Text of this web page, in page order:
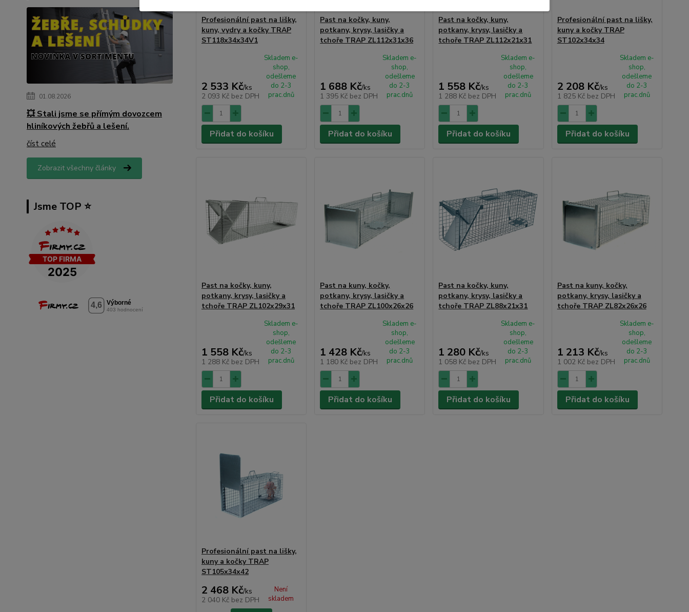
01.08.2026
💥 Stali jsme se přímým dovozcem
hliníkových žebřů a lešení.
číst celé
Zobrazit všechny články
Jsme TOP ⭐️
Profesionální past na lišky,
kuny, vydry a kočky TRAP
ST118x34x34V1
2 533 Kč/ks
2 093 Kč bez DPH
Skladem e-
shop,
odešleme
do 2-3
prac.dnů
Přidat do košíku
Past na kočky, kuny,
potkany, krysy, lasičky a
tchoře TRAP ZL112x31x36
1 688 Kč/ks
1 395 Kč bez DPH
Skladem e-
shop,
odešleme
do 2-3
prac.dnů
Přidat do košíku
Past na kočky, kuny,
potkany, krysy, lasičky a
tchoře TRAP ZL112x21x31
1 558 Kč/ks
1 288 Kč bez DPH
Skladem e-
shop,
odešleme
do 2-3
prac.dnů
Přidat do košíku
Profesionální past na lišky,
kuny a kočky TRAP
ST102x34x34
2 208 Kč/ks
1 825 Kč bez DPH
Skladem e-
shop,
odešleme
do 2-3
prac.dnů
Přidat do košíku
Past na kočky, kuny,
potkany, krysy, lasičky a
tchoře TRAP ZL102x29x31
1 558 Kč/ks
1 288 Kč bez DPH
Skladem e-
shop,
odešleme
do 2-3
prac.dnů
Přidat do košíku
Past na kuny, kočky,
potkany, krysy, lasičky a
tchoře TRAP ZL100x26x26
1 428 Kč/ks
1 180 Kč bez DPH
Skladem e-
shop,
odešleme
do 2-3
prac.dnů
Přidat do košíku
Past na kočky, kuny,
potkany, krysy, lasičky a
tchoře TRAP ZL88x21x31
1 280 Kč/ks
1 058 Kč bez DPH
Skladem e-
shop,
odešleme
do 2-3
prac.dnů
Přidat do košíku
Past na kuny, kočky,
potkany, krysy, lasičky a
tchoře TRAP ZL82x26x26
1 213 Kč/ks
1 002 Kč bez DPH
Skladem e-
shop,
odešleme
do 2-3
prac.dnů
Přidat do košíku
Profesionální past na lišky,
kuny a kočky TRAP
ST105x34x42
2 468 Kč/ks
2 040 Kč bez DPH
Není
skladem